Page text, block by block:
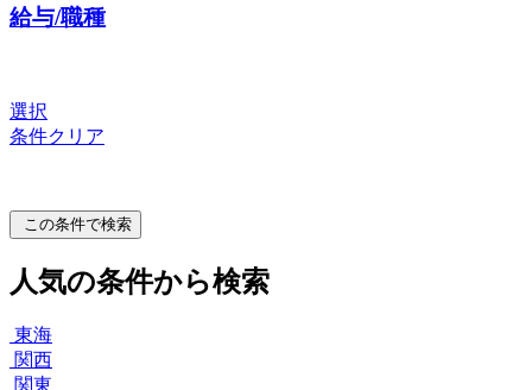
給与/職種
選択
条件クリア
この条件で検索
人気の条件から検索
東海
関西
関東